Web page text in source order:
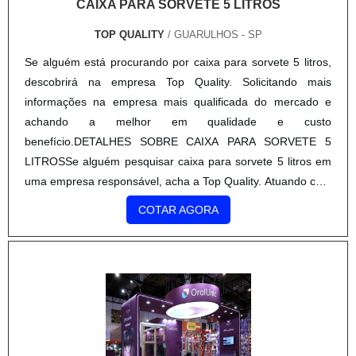
de impressão. Tudo isso, unido a um time de equipe
todo o ciclo de entrega com excelência para toda a carteira
de clientes.
CAIXA PARA SORVETE 5 LITROS
TOP QUALITY/ GUARULHOS - SP
Se alguém está procurando por caixa para sorvete 5 litros,
descobrirá na empresa Top Quality. Solicitando mais
informações na empresa mais qualificada do mercado e
achando a melhor em qualidade e custo
benefício.DETALHES SOBRE CAIXA PARA SORVETE 5
LITROSSe alguém pesquisar caixa para sorvete 5 litros em
uma empresa responsável, acha a Top Quality. Atuando com
display de mesa personalizado papel e solapas para
embalagens, garantindo a satisfação da venda à entrega
final, com foco total na qualidade.Ainda focando na
apenas lucratividade, deve oferecer produtos e serviços que
tenham ótima qualidade e excelente custo-benefício,
características simples, mas que mostram o
comprometimento da empresa com seus clientes.É
COTAR AGORA